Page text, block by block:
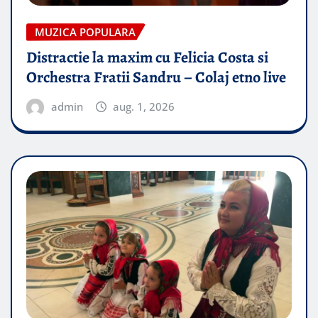
MUZICA POPULARA
Distractie la maxim cu Felicia Costa si
Orchestra Fratii Sandru – Colaj etno live
admin aug. 1, 2026